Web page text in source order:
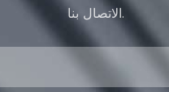
الاتصال بنا.